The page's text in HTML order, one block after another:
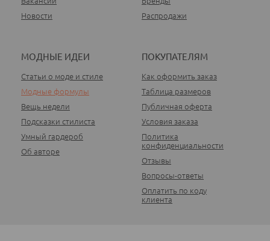
Новости
ПОКУПАТЕЛЯМ
Как оформить заказ
Таблица размеров
Публичная оферта
Условия заказа
Политика
конфиденциальности
Отзывы
Вопросы-ответы
Оплатить по коду
клиента
Распродажи
МОДНЫЕ ИДЕИ
Статьи о моде и стиле
Модные формулы
Вещь недели
Подсказки стилиста
Умный гардероб
Об авторе